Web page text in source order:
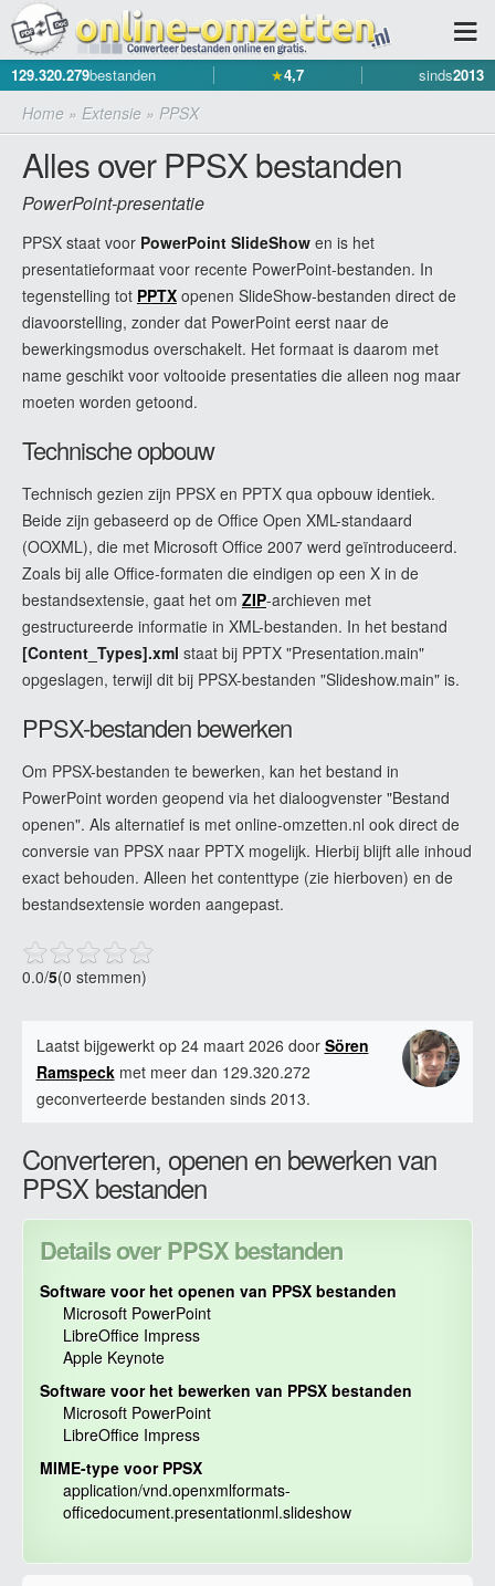
129.320.279bestanden ★4,7 sinds2013
Home » Extensie » PPSX
Alles over PPSX bestanden
PowerPoint-presentatie
PPSX staat voor PowerPoint SlideShow en is het
presentatieformaat voor recente PowerPoint-bestanden. In
tegenstelling tot PPTX openen SlideShow-bestanden direct de
diavoorstelling, zonder dat PowerPoint eerst naar de
bewerkingsmodus overschakelt. Het formaat is daarom met
name geschikt voor voltooide presentaties die alleen nog maar
moeten worden getoond.
Technische opbouw
Technisch gezien zijn PPSX en PPTX qua opbouw identiek.
Beide zijn gebaseerd op de Office Open XML-standaard
(OOXML), die met Microsoft Office 2007 werd geïntroduceerd.
Zoals bij alle Office-formaten die eindigen op een X in de
bestandsextensie, gaat het om ZIP-archieven met
gestructureerde informatie in XML-bestanden. In het bestand
[Content_Types].xml staat bij PPTX "Presentation.main"
opgeslagen, terwijl dit bij PPSX-bestanden "Slideshow.main" is.
PPSX-bestanden bewerken
Om PPSX-bestanden te bewerken, kan het bestand in
PowerPoint worden geopend via het dialoogvenster "Bestand
openen". Als alternatief is met online-omzetten.nl ook direct de
conversie van PPSX naar PPTX mogelijk. Hierbij blijft alle inhoud
exact behouden. Alleen het contenttype (zie hierboven) en de
bestandsextensie worden aangepast.
0.0/5(0 stemmen)
Laatst bijgewerkt op 24 maart 2026 door Sören
Ramspeckmet meer dan 129.320.272
geconverteerde bestanden sinds 2013.
Converteren, openen en bewerken van
PPSX bestanden
Details over PPSX bestanden
Software voor het openen van PPSX bestanden
Microsoft PowerPoint
LibreOffice Impress
Apple Keynote
Software voor het bewerken van PPSX bestanden
Microsoft PowerPoint
LibreOffice Impress
MIME-type voor PPSX
application/vnd.openxmlformats-
officedocument.presentationml.slideshow